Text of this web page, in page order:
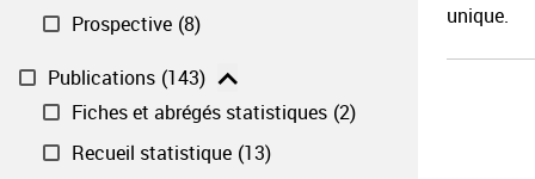
Prospective (8)
Publications (143)
Fiches et abrégés statistiques (2)
Recueil statistique (13)
unique.